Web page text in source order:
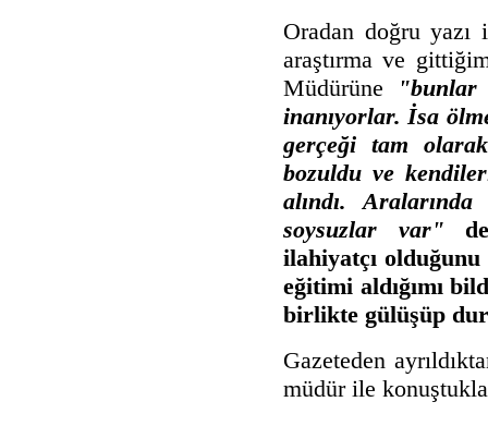
Oradan doğru yazı
araştırma ve
Müdürüne
"bunlar
inanıyorlar. İsa
gerçeği tam
bozuldu ve
alındı.
soysuzlar var"
ilahiyatçı
eğitimi aldığımı
birlikte gülüşüp
Gazeteden
müdür ile